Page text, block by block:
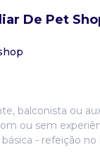
De Pet
balconista ou
ou sem
- refeição